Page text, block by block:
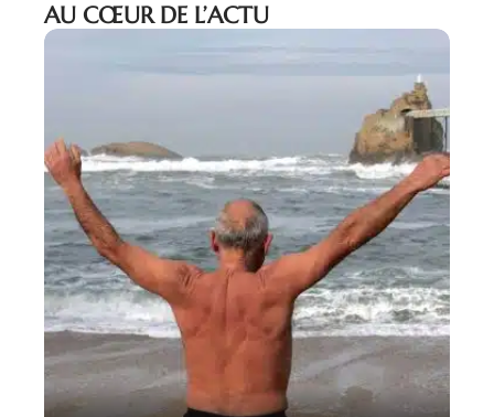
AU CŒUR DE L’ACTU